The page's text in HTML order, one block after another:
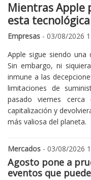
Mientras Apple
esta
Empresas - 03/08/2026
Apple sigue siendo
Sin embargo, ni
inmune a las
limitaciones de
pasado viernes
capitalización y
más valiosa del planeta.
Mercados - 03/08/2026
Agosto pone a
eventos que